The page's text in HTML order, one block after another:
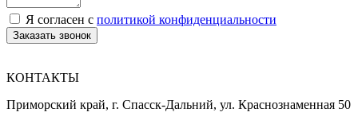
Я согласен с политикой конфиденциальности
Заказать звонок
КОНТАКТЫ
Приморский край, г. Спасск-Дальний, ул. Краснознаменная 50